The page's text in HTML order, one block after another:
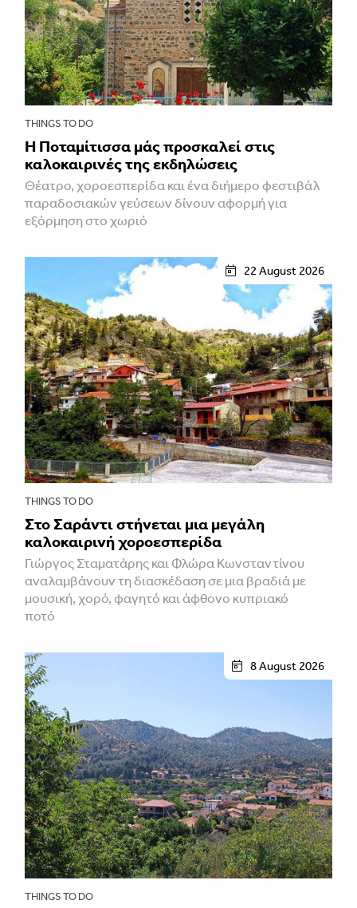
THINGS TO DO
Η Ποταμίτισσα μάς προσκαλεί στις
καλοκαιρινές της εκδηλώσεις
Θέατρο, χοροεσπερίδα και ένα διήμερο φεστιβάλ
παραδοσιακών γεύσεων δίνουν αφορμή για
εξόρμηση στο χωριό
22 August 2026
THINGS TO DO
Στο Σαράντι στήνεται μια μεγάλη
καλοκαιρινή χοροεσπερίδα
Γιώργος Σταματάρης και Φλώρα Κωνσταντίνου
αναλαμβάνουν τη διασκέδαση σε μια βραδιά με
μουσική, χορό, φαγητό και άφθονο κυπριακό
ποτό
8 August 2026
THINGS TO DO